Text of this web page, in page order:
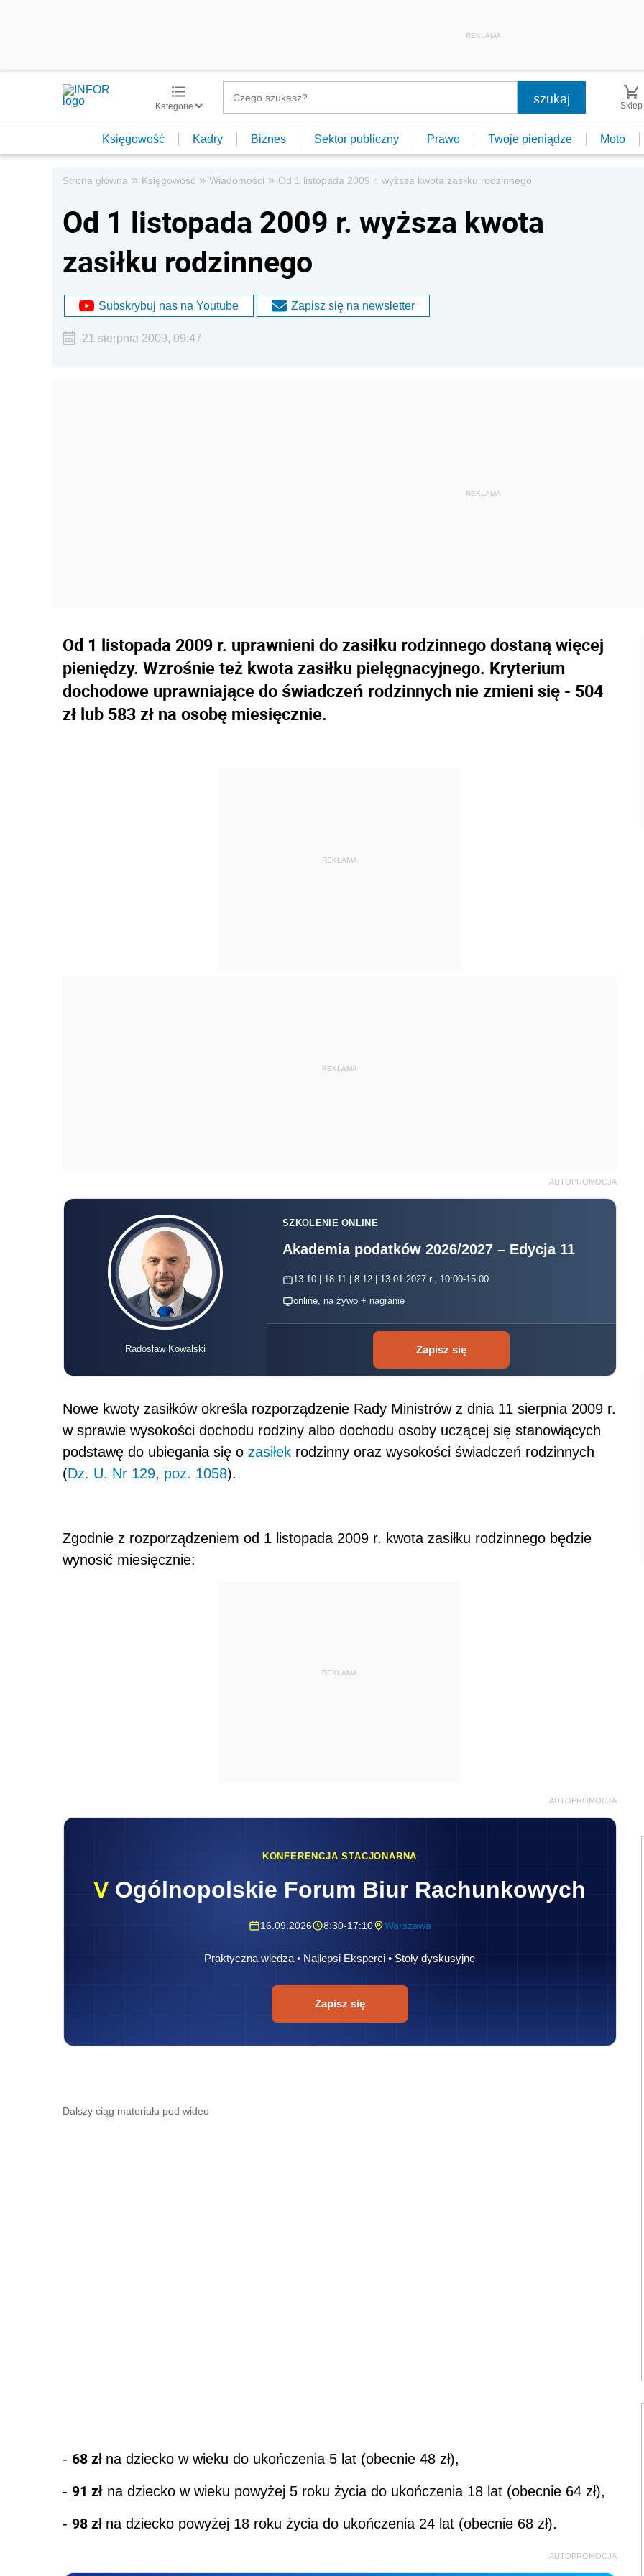
REKLAMA
Kategorie Sklep
Księgowość Kadry Biznes Sektor publiczny Prawo Twoje pieniądze Moto
Strona główna » Księgowość » Wiadomości » Od 1 listopada 2009 r. wyższa kwota zasiłku rodzinnego
Od 1 listopada 2009 r. wyższa kwota
zasiłku rodzinnego
Subskrybuj nas na Youtube Zapisz się na newsletter
21 sierpnia 2009, 09:47
Od 1 listopada 2009 r. uprawnieni do zasiłku rodzinnego dostaną więcej
pieniędzy. Wzrośnie też kwota zasiłku pielęgnacyjnego. Kryterium
dochodowe uprawniające do świadczeń rodzinnych nie zmieni się - 504
zł lub 583 zł na osobę miesięcznie.
REKLAMA
REKLAMA
AUTOPROMOCJA
Radosław Kowalski
SZKOLENIE ONLINE
Akademia podatków 2026/2027 – Edycja 11
13.10 | 18.11 | 8.12 | 13.01.2027 r., 10:00-15:00
online, na żywo + nagranie
Zapisz się
Nowe kwoty zasiłków określa rozporządzenie Rady Ministrów z dnia 11 sierpnia 2009 r.
w sprawie wysokości dochodu rodziny albo dochodu osoby uczącej się stanowiących
podstawę do ubiegania się o zasiłek rodzinny oraz wysokości świadczeń rodzinnych
(Dz. U. Nr 129, poz. 1058).
Zgodnie z rozporządzeniem od 1 listopada 2009 r. kwota zasiłku rodzinnego będzie
wynosić miesięcznie:
REKLAMA
AUTOPROMOCJA
KONFERENCJA STACJONARNA
V Ogólnopolskie Forum Biur Rachunkowych
16.09.2026 8:30-17:10 Warszawa
Praktyczna wiedza • Najlepsi Eksperci • Stoły dyskusyjne
Zapisz się
Dalszy ciąg materiału pod wideo
- 68 zł na dziecko w wieku do ukończenia 5 lat (obecnie 48 zł),
- 91 zł na dziecko w wieku powyżej 5 roku życia do ukończenia 18 lat (obecnie 64 zł),
- 98 zł na dziecko powyżej 18 roku życia do ukończenia 24 lat (obecnie 68 zł).
AUTOPROMOCJA